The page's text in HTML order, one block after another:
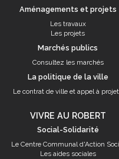
Aménagements et projets
Les travaux
Les projets
Marchés publics
Consultez les marchés
La politique de la ville
Le contrat de ville et appel à
VIVRE AU ROBERT
Social-Solidarité
Le Centre Communal d'Action
Les aides sociales